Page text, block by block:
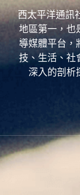
西太平洋通訊
地區第一，也
導媒體平台，
技、生活、社
深入的剖析